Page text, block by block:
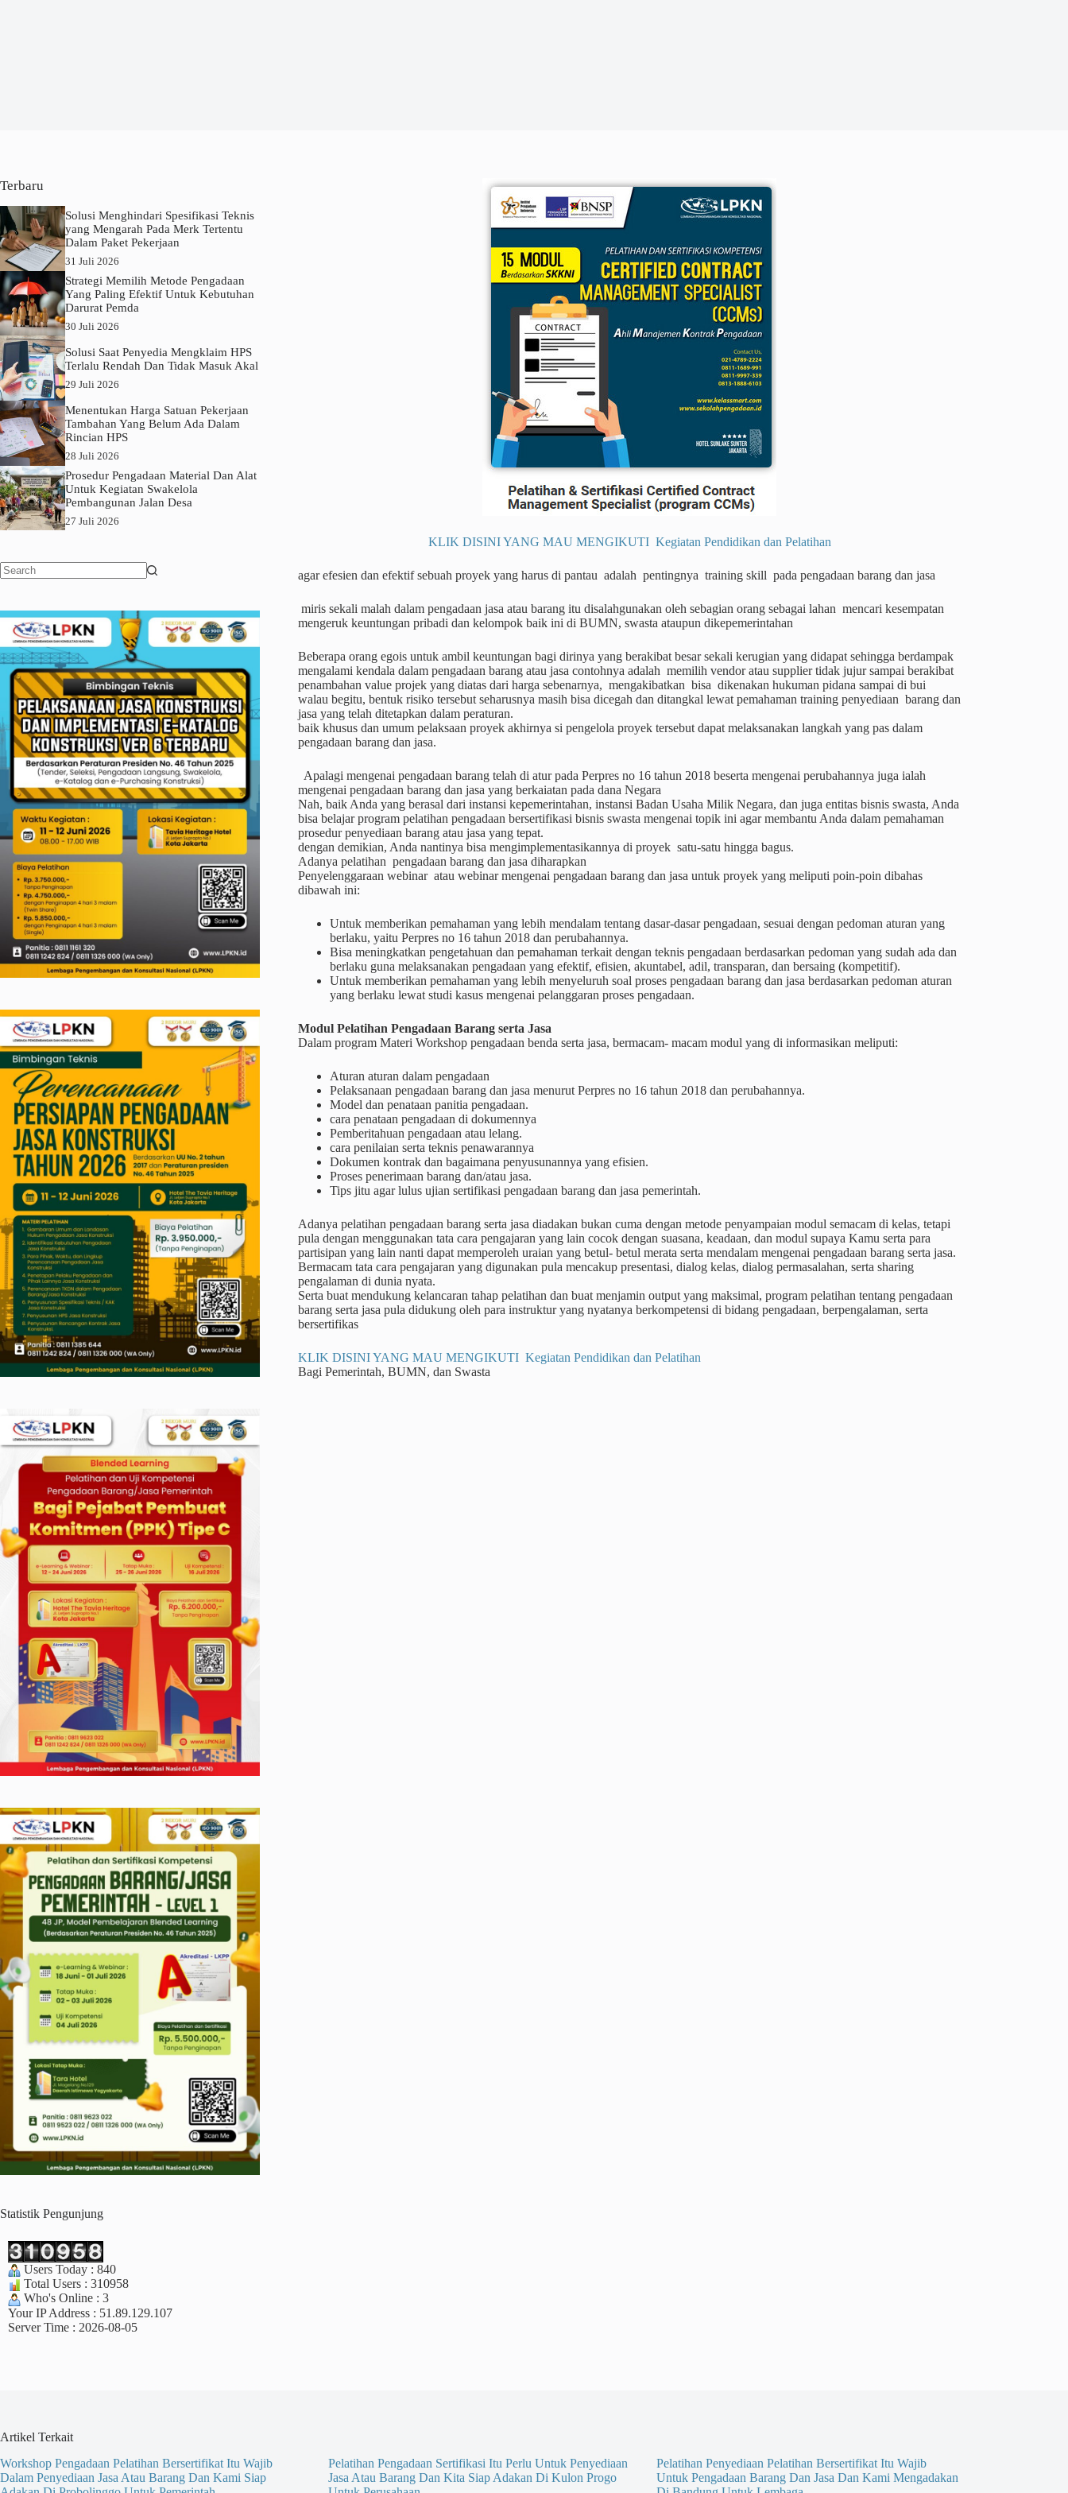
KLIK DISINI YANG MAU MENGIKUTI Kegiatan Pendidikan dan Pelatihan
agar efesien dan efektif sebuah proyek yang harus di pantau adalah pentingnya training skill pada pengadaan barang dan jasa
miris sekali malah dalam pengadaan jasa atau barang itu disalahgunakan oleh sebagian orang sebagai lahan mencari kesempatan
mengeruk keuntungan pribadi dan kelompok baik ini di BUMN, swasta ataupun dikepemerintahan
Beberapa orang egois untuk ambil keuntungan bagi dirinya yang berakibat besar sekali kerugian yang didapat sehingga berdampak
mengalami kendala dalam pengadaan barang atau jasa contohnya adalah memilih vendor atau supplier tidak jujur sampai berakibat
penambahan value projek yang diatas dari harga sebenarnya, mengakibatkan bisa dikenakan hukuman pidana sampai di bui
walau begitu, bentuk risiko tersebut seharusnya masih bisa dicegah dan ditangkal lewat pemahaman training penyediaan barang dan
jasa yang telah ditetapkan dalam peraturan.
baik khusus dan umum pelaksaan proyek akhirnya si pengelola proyek tersebut dapat melaksanakan langkah yang pas dalam
pengadaan barang dan jasa.
Apalagi mengenai pengadaan barang telah di atur pada Perpres no 16 tahun 2018 beserta mengenai perubahannya juga ialah
mengenai pengadaan barang dan jasa yang berkaiatan pada dana Negara
Nah, baik Anda yang berasal dari instansi kepemerintahan, instansi Badan Usaha Milik Negara, dan juga entitas bisnis swasta, Anda
bisa belajar program pelatihan pengadaan bersertifikasi bisnis swasta mengenai topik ini agar membantu Anda dalam pemahaman
prosedur penyediaan barang atau jasa yang tepat.
dengan demikian, Anda nantinya bisa mengimplementasikannya di proyek satu-satu hingga bagus.
Adanya pelatihan pengadaan barang dan jasa diharapkan
Penyelenggaraan webinar atau webinar mengenai pengadaan barang dan jasa untuk proyek yang meliputi poin-poin dibahas
dibawah ini:
Untuk memberikan pemahaman yang lebih mendalam tentang dasar-dasar pengadaan, sesuai dengan pedoman aturan yang
berlaku, yaitu Perpres no 16 tahun 2018 dan perubahannya.
Bisa meningkatkan pengetahuan dan pemahaman terkait dengan teknis pengadaan berdasarkan pedoman yang sudah ada dan
berlaku guna melaksanakan pengadaan yang efektif, efisien, akuntabel, adil, transparan, dan bersaing (kompetitif).
Untuk memberikan pemahaman yang lebih menyeluruh soal proses pengadaan barang dan jasa berdasarkan pedoman aturan
yang berlaku lewat studi kasus mengenai pelanggaran proses pengadaan.
Modul Pelatihan Pengadaan Barang serta Jasa
Dalam program Materi Workshop pengadaan benda serta jasa, bermacam- macam modul yang di informasikan meliputi:
Aturan aturan dalam pengadaan
Pelaksanaan pengadaan barang dan jasa menurut Perpres no 16 tahun 2018 dan perubahannya.
Model dan penataan panitia pengadaan.
cara penataan pengadaan di dokumennya
Pemberitahuan pengadaan atau lelang.
cara penilaian serta teknis penawarannya
Dokumen kontrak dan bagaimana penyusunannya yang efisien.
Proses penerimaan barang dan/atau jasa.
Tips jitu agar lulus ujian sertifikasi pengadaan barang dan jasa pemerintah.
Adanya pelatihan pengadaan barang serta jasa diadakan bukan cuma dengan metode penyampaian modul semacam di kelas, tetapi
pula dengan menggunakan tata cara pengajaran yang lain cocok dengan suasana, keadaan, dan modul supaya Kamu serta para
partisipan yang lain nanti dapat memperoleh uraian yang betul- betul merata serta mendalam mengenai pengadaan barang serta jasa.
Bermacam tata cara pengajaran yang digunakan pula mencakup presentasi, dialog kelas, dialog permasalahan, serta sharing
pengalaman di dunia nyata.
Serta buat mendukung kelancaran tahap pelatihan dan buat menjamin output yang maksimal, program pelatihan tentang pengadaan
barang serta jasa pula didukung oleh para instruktur yang nyatanya berkompetensi di bidang pengadaan, berpengalaman, serta
bersertifikas
KLIK DISINI YANG MAU MENGIKUTI Kegiatan Pendidikan dan Pelatihan
Bagi Pemerintah, BUMN, dan Swasta
Terbaru
Solusi Menghindari Spesifikasi Teknis
yang Mengarah Pada Merk Tertentu
Dalam Paket Pekerjaan
31 Juli 2026
Strategi Memilih Metode Pengadaan
Yang Paling Efektif Untuk Kebutuhan
Darurat Pemda
30 Juli 2026
Solusi Saat Penyedia Mengklaim HPS
Terlalu Rendah Dan Tidak Masuk Akal
29 Juli 2026
Menentukan Harga Satuan Pekerjaan
Tambahan Yang Belum Ada Dalam
Rincian HPS
28 Juli 2026
Prosedur Pengadaan Material Dan Alat
Untuk Kegiatan Swakelola
Pembangunan Jalan Desa
27 Juli 2026
Statistik Pengunjung
Users Today : 840
Total Users : 310958
Who's Online : 3
Your IP Address : 51.89.129.107
Server Time : 2026-08-05
Artikel Terkait
Workshop Pengadaan Pelatihan Bersertifikat Itu Wajib
Dalam Penyediaan Jasa Atau Barang Dan Kami Siap
Pelatihan Pengadaan Sertifikasi Itu Perlu Untuk Penyediaan
Jasa Atau Barang Dan Kita Siap Adakan Di Kulon Progo
Pelatihan Penyediaan Pelatihan Bersertifikat Itu Wajib
Untuk Pengadaan Barang Dan Jasa Dan Kami Mengadakan